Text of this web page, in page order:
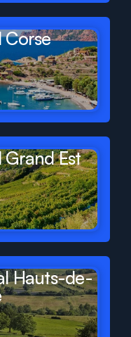
Corse
Est
Hauts-de-